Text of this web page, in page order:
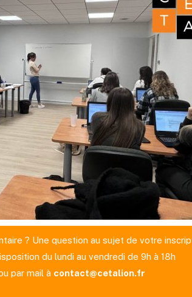
? Une question au sujet de votre
du lundi au vendredi de 9h à 18h
par mail à contact@cetalion.fr